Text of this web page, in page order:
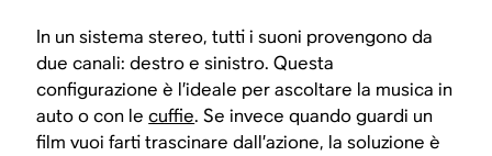
In un sistema stereo, tutti i suoni provengono da
due canali: destro e sinistro. Questa
configurazione è l’ideale per ascoltare la musica in
auto o con lecuffie. Se invece quando guardi un
film vuoi farti trascinare dall’azione, la soluzione è